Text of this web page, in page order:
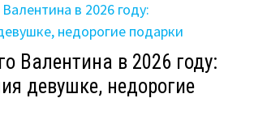
Валентина в 2026 году:
девушке, недорогие